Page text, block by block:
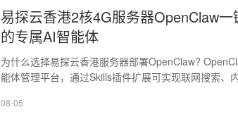
易探云香港2核4G服务器OpenClaw
的专属AI智能体
为什么选择易探云香港服务器部署OpenClaw? OpenClaw(原名Clawdbot)是一款开源的AI智
能体管理平台，通过Skills插件扩展可实现联网搜索、
08-05